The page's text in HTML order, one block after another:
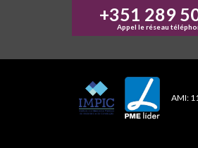
+351 289
Appel le réseau
AMI: